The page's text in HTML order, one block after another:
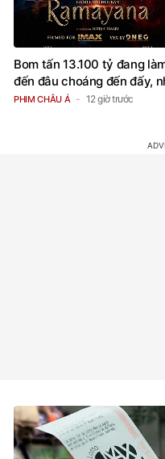
Bom tấn 13.100 tỷ đang
đến đâu choáng đến đấy,
PHIM CHÂU Á 12 giờ trước